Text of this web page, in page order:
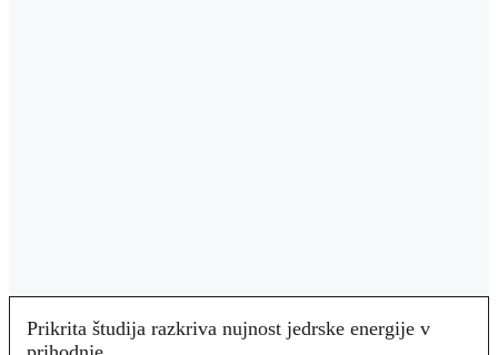
Prikrita študija razkriva nujnost jedrske energije v